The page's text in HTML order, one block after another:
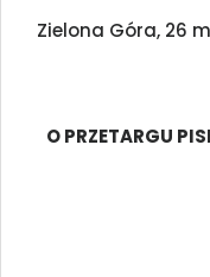
Zielona Góra, 26
O PRZETARGU